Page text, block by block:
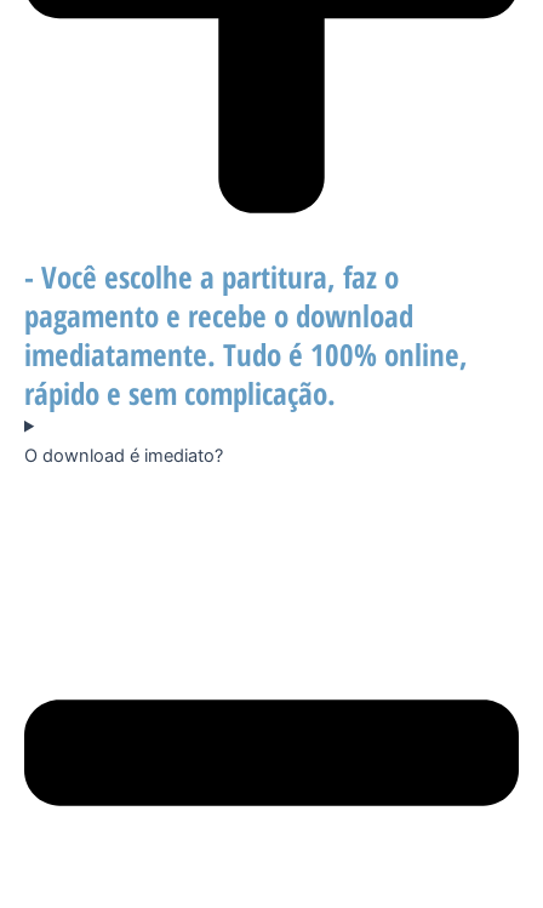
- Você escolhe a partitura, faz o
pagamento e recebe o download
imediatamente. Tudo é 100% online,
rápido e sem complicação.
O download é imediato?